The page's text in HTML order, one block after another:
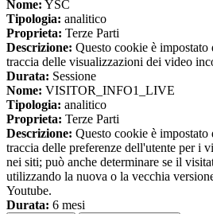
Nome: YSC
Tipologia: analitico
Proprieta: Terze Parti
Descrizione: Questo cookie è impostato
traccia delle visualizzazioni dei video
Durata: Sessione
Nome: VISITOR_INFO1_LIVE
Tipologia: analitico
Proprieta: Terze Parti
Descrizione: Questo cookie è impostato
traccia delle preferenze dell'utente per i
nei siti; può anche determinare se il
utilizzando la nuova o la vecchia
Youtube.
Durata: 6 mesi